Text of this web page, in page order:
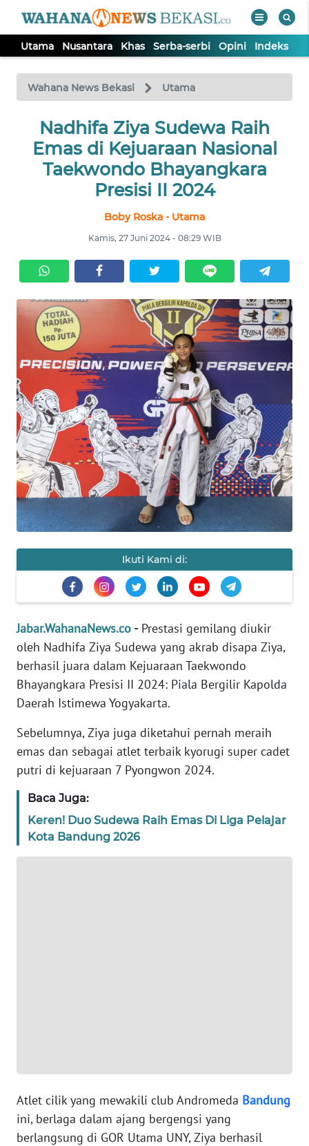
Utama Nusantara Khas Serba-serbi Opini Indeks
Wahana News Bekasi Utama
Nadhifa Ziya Sudewa Raih
Emas di Kejuaraan Nasional
Taekwondo Bhayangkara
Presisi II 2024
Boby Roska - Utama
Kamis, 27 Juni 2024 - 08:29 WIB
Ikuti Kami di:
Jabar.WahanaNews.co -Prestasi gemilang diukir
oleh Nadhifa Ziya Sudewa yang akrab disapa Ziya,
berhasil juara dalam Kejuaraan Taekwondo
Bhayangkara Presisi II 2024: Piala Bergilir Kapolda
Daerah Istimewa Yogyakarta.
Sebelumnya, Ziya juga diketahui pernah meraih
emas dan sebagai atlet terbaik kyorugi super cadet
putri di kejuaraan 7 Pyongwon 2024.
Baca Juga:
Keren! Duo Sudewa Raih Emas Di Liga Pelajar
Kota Bandung 2026
Atlet cilik yang mewakili club Andromeda Bandung
ini, berlaga dalam ajang bergengsi yang
berlangsung di GOR Utama UNY, Ziya berhasil
TV
Tutup
UTAMA
NUSANTARA
SERBI
OPINI
Informasi
INDEKS
BERITA
KONTAK
KAMI
INFO
IKLAN
TENTANG
KAMI
REDAKSI
KARIR
DISCLAIMER
News
Regional
WN
SUMUT
WN
KEPRI
PAPUA